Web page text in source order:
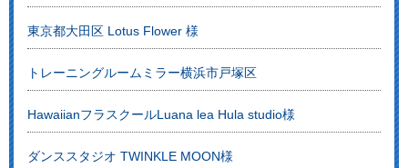
東京都大田区 Lotus Flower 様
トレーニングルームミラー横浜市戸塚区
HawaiianフラスクールLuana lea Hula studio様
ダンススタジオ TWINKLE MOON様